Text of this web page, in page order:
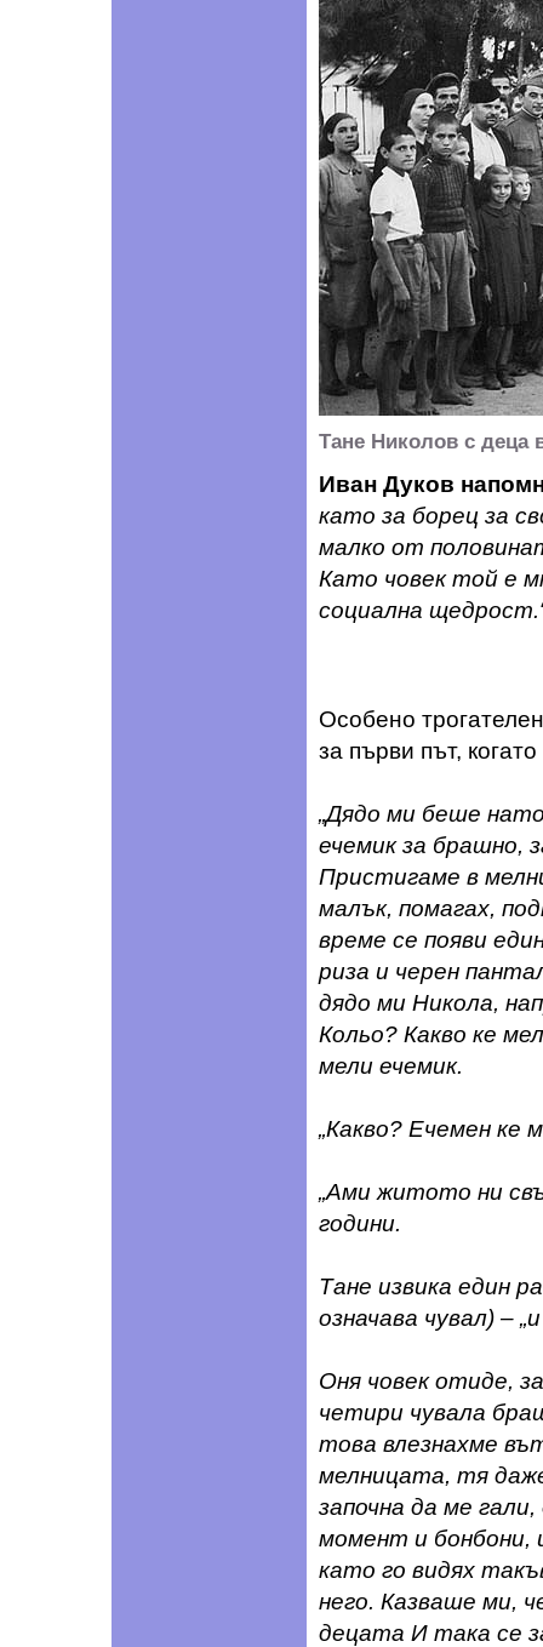
Тане Николов с деца
Иван Дуков
като за борец за
малко от
Като човек той е
социална
Особено
за първи път,
„Дядо ми беше
ечемик за брашно,
Пристигаме в
малък, помагах,
време се появи
риза и черен
дядо ми Никола,
Кольо? Какво ке
мели ечемик.
„Какво? Ечемен ке
„Ами житото ни
години.
Тане извика един
означава чувал) –
Оня човек отиде,
четири чувала
това влезнахме
мелницата, тя
започна да ме
момент и бонбони,
като го видях
него. Казваше ми,
децата И така се